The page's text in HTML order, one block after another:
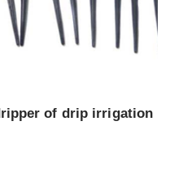
of drip irrigation